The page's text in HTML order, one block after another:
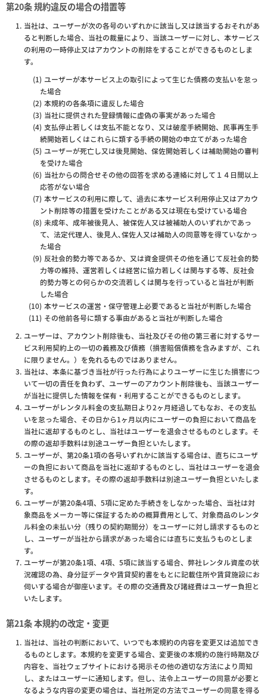
第20条 規約違反の場合の措置等
当社は、ユーザーが次の各号のいずれかに該当し又は該当するおそれがあ
ると判断した場合、当社の裁量により、当該ユーザーに対し、本サービス
の利用の一時停止又はアカウントの削除をすることができるものとしま
す。
ユーザーが本サービス上の取引によって生じた債務の支払いを怠っ
た場合
本規約の各条項に違反した場合
当社に提供された登録情報に虚偽の事実があった場合
支払停止若しくは支払不能となり、又は破産手続開始、民事再生手
続開始若しくはこれらに類する手続の開始の申立てがあった場合
ユーザーが死亡し又は後見開始、保佐開始若しくは補助開始の審判
を受けた場合
当社からの問合せその他の回答を求める連絡に対して１４日間以上
応答がない場合
本サービスの利用に際して、過去に本サービス利用停止又はアカウ
ント削除等の措置を受けたことがある又は現在も受けている場合
未成年、成年被後見人、被保佐人又は被補助人のいずれかであっ
て、法定代理人、後見人､保佐人又は補助人の同意等を得ていなかっ
た場合
反社会的勢力等であるか、又は資金提供その他を通じて反社会的勢
力等の維持、運営若しくは経営に協力若しくは関与する等、反社会
的勢力等との何らかの交流若しくは関与を行っていると当社が判断
した場合
本サービスの運営・保守管理上必要であると当社が判断した場合
その他前各号に類する事由があると当社が判断した場合
ユーザーは、アカウント削除後も、当社及びその他の第三者に対するサー
ビス利用契約上の一切の義務及び債務（損害賠償債務を含みますが、これ
に限りません。）を免れるものではありません。
当社は、本条に基づき当社が行った行為によりユーザーに生じた損害につ
いて一切の責任を負わず、ユーザーのアカウント削除後も、当該ユーザー
が当社に提供した情報を保有・利用することができるものとします。
ユーザーがレンタル料金の支払期日より2ヶ月経過してもなお、その支払
いを怠った場合、その日から1ヶ月以内にユーザーの負担において商品を
当社に返却するものとし、当社はユーザーを退会させるものとします。そ
の際の返却手数料は別途ユーザー負担といたします。
ユーザーが、第20条1項の各号いずれかに該当する場合は、直ちにユーザ
ーの負担において商品を当社に返却するものとし、当社はユーザーを退会
させるものとします。その際の返却手数料は別途ユーザー負担といたしま
す。
ユーザーが第20条4項、5項に定めた手続きをしなかった場合、当社は対
象商品をメーカー等に保証するための概算費用として、対象商品のレンタ
ル料金の未払い分（残りの契約期間分）をユーザーに対し請求するものと
し、ユーザーが当社から請求があった場合には直ちに支払うものとしま
す。
ユーザーが第20条1項、4項、5項に該当する場合、弊社レンタル資産の状
況確認の為、身分証データや賃貸契約書をもとに記載住所や賃貸施設にお
伺いする場合が御座います。その際の交通費及び諸経費はユーザー負担と
いたします。
第21条 本規約の改定・変更
当社は、当社の判断において、いつでも本規約の内容を変更又は追加でき
るものとします。本規約を変更する場合、変更後の本規約の施行時期及び
内容を、当社ウェブサイトにおける掲示その他の適切な方法により周知
し、またはユーザーに通知します。但し、法令上ユーザーの同意が必要と
なるような内容の変更の場合は、当社所定の方法でユーザーの同意を得る